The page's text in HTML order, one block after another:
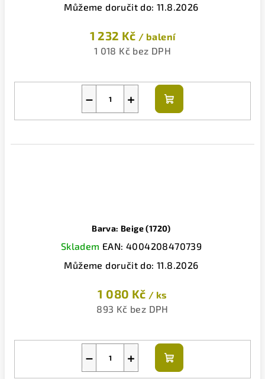
Můžeme doručit do: 11.8.2026
1 232 Kč / balení
1 018 Kč bez DPH
+
−
Do
košíku
Barva: Beige (1720)
Skladem EAN: 4004208470739
Můžeme doručit do: 11.8.2026
1 080 Kč / ks
893 Kč bez DPH
+
−
Do
košíku